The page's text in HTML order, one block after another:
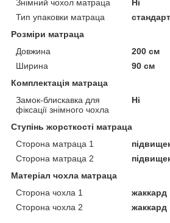
Знімний чохол матраца
Ні
Тип упаковки матраца
Розміри матраца
Довжина
200 см
Ширина
90 см
Комплектація матраца
Замок-блискавка для
фіксації знімного чохла
Ні
Ступінь жорсткості матраца
Сторона матраца 1
Сторона матраца 2
Матеріал чохла матраца
Сторона чохла 1
жаккард
Сторона чохла 2
жаккард